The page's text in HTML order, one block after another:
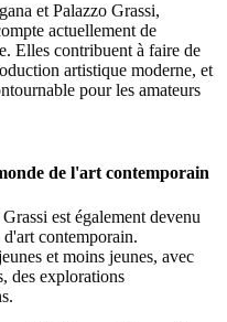
et Palazzo Grassi,
actuellement de
Elles contribuent à faire de
artistique moderne, et
pour les amateurs
de l'art contemporain
est également devenu
contemporain.
et moins jeunes, avec
des explorations